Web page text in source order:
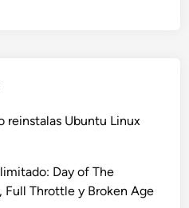
reinstalas Ubuntu Linux
Day of The
Full Throttle y Broken Age